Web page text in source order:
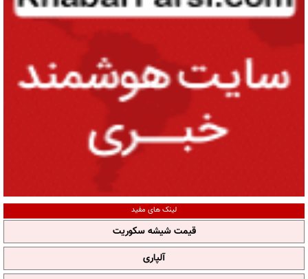
لینک های مفید
قیمت شیشه سکوریت
آلپاری